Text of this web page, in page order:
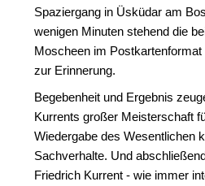
Spaziergang in Üsküdar am
wenigen Minuten stehend die
Moscheen im
zur Erinnerung.
Begebenheit und Ergebnis
Kurrents großer Meisterschaft
Wiedergabe des Wesentlichen
Sachverhalte. Und
Friedrich Kurrent - wie immer